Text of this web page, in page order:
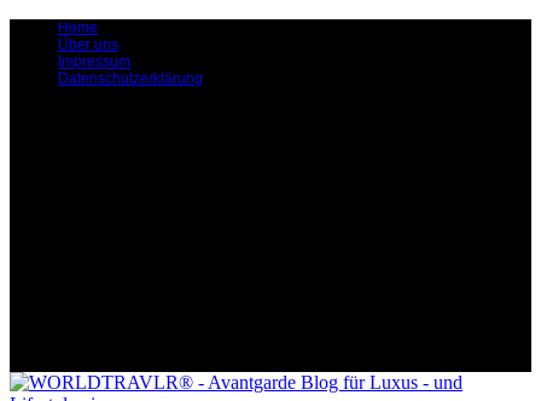
Home
Über uns
Impressum
Datenschutzerklärung